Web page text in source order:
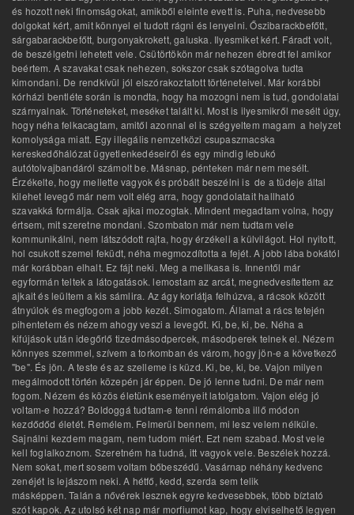
és hozott neki finomságokat, amikből eleinte evett is. Puha, nedvesebb
dolgokat kért, amit könnyel el tudott rágni és lenyelni. Őszibarackbefőtt,
sárgabarackbefőtt, burgonyakrokett, galuska. Ilyesmiket kért. Fáradt volt,
de beszélgetni lehetett vele. Csütörtökön már nehezen ébredt fel amikor
beértem. A szavakat csak nehezen, sokszor csak szótagolva tudta
kimondani. De rendkívül jól elszórakoztatott történeteivel. Már korábbi
kórházi bentléte során is mondta, hogy ha mozogni nem is tud, gondolatai
szárnyalnak. Történeteket, meséket talált ki. Most is ilyesmikről mesélt úgy,
hogy néha felkacagtam, amitől azonnal el is szégyeltem magam a helyzet
komolysága miatt. Egy illegális nemzetközi csupaszmacska
kereskedőhálózat ügyetlenkedéseiről és egy mindig lebukó
autótolvajbandáról számolt be. Másnap, pénteken már nem mesélt.
Érzékelte, hogy mellette vagyok és próbált beszélni is de a tüdeje által
kilehet levegő már nem volt elég arra, hogy gondolatait hallható
szavakká formálja. Csak ajkai mozogtak. Mindent megadtam volna, hogy
értsem, mit szeretne mondani. Szombaton már nem tudtam vele
kommunikálni, nem látszódott rajta, hogy érzékeli a külvilágot. Hol nyitott,
hol csukott szemel feküdt, néha megmozdította a fejét. A jobb lába bokától
már korábban elhalt. Ez fájt neki. Meg a mellkasa is. Innentől már
egyformán teltek a látogatások. lemostam az arcát, megnedvesítettem az
ajkait és leültem a kis sámlira. Az ágy korlátja felhúzva, a rácsok között
átnyúlok és megfogom a jobb kezét. Simogatom. Államat a rács tetején
pihentetem és nézem ahogy veszi a levegőt. Ki, be, ki, be. Néha a
kifújások után idegőrlő tizedmásodpercek, másodperek telnek el. Nézem
könnyes szemmel, szívem a torkomban és várom, hogy jön-e a következő
"be". És jön. A teste és az szelleme is küzd. Ki, be, ki, be. Vajon milyen
megálmodott történ közepén jár éppen. De jó lenne tudni. De már nem
fogom. Nézem és közös életünk eseményeit latolgatom. Vajon elég jó
voltam-e hozzá? Boldoggá tudtam-e tenni rémálomba illő módon
kezdődőd életét. Remélem. Felmerül bennem, mi lesz velem nélküle.
Sajnálni kezdem magam, nem tudom miért. Ezt nem szabad. Most vele
kell foglalkoznom. Szeretném ha tudná, itt vagyok vele. Beszélek hozzá.
Nem sokat, mert sosem voltam bőbeszédű. Vasárnap néhány kedvenc
zenéjét is lejászom neki. A hétfő, kedd, szerda sem telik
másképpen. Talán a nővérek lesznek egyre kedvesebbek, több bíztató
szót kapok. Az utolsó két nap már morfiumot kap, hogy elviselhető legyen